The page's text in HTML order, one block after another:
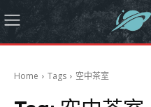
Home Tags 空中茶室